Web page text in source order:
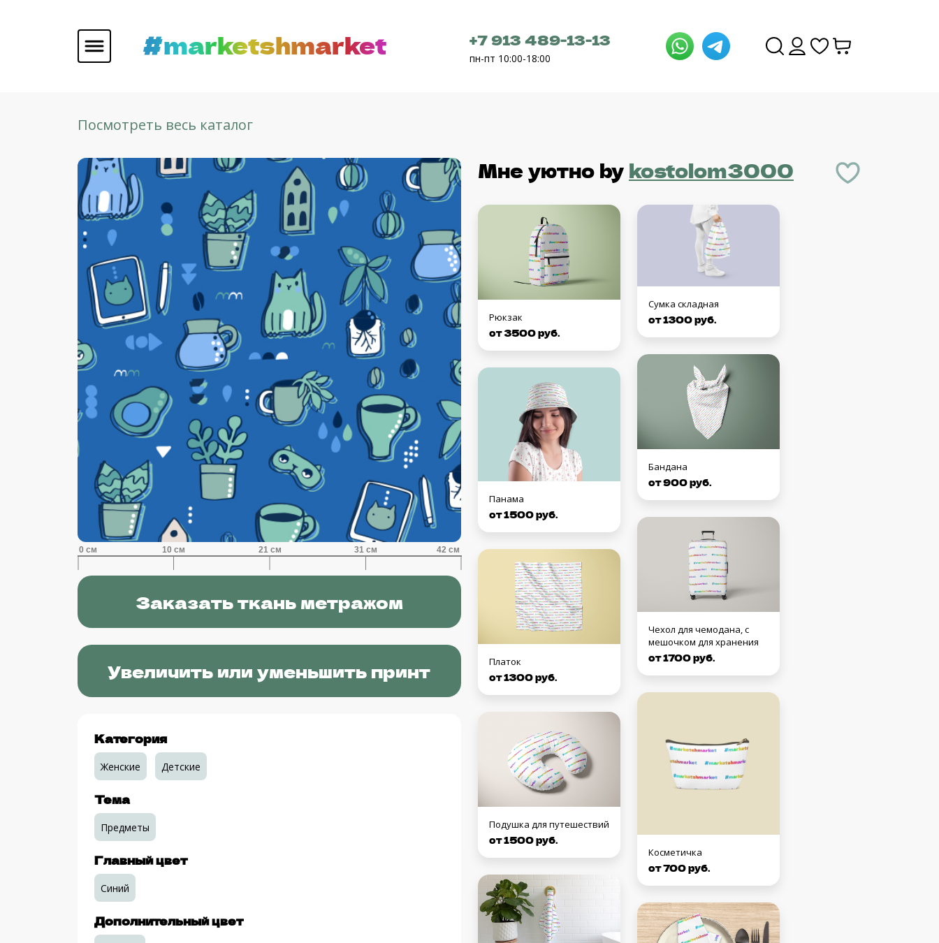
#marketshmarket +7 913 489-13-13
пн-пт 10:00-18:00
Посмотреть весь каталог
Мне уютно by kostolom3000
Рюкзак
от 3500 руб.
Панама
от 1500 руб.
Платок
от 1300 руб.
Подушка для путешествий
от 1500 руб.
Сумка складная
от 1300 руб.
Бандана
от 900 руб.
Чехол для чемодана, с
мешочком для хранения
от 1700 руб.
Косметичка
от 700 руб.
Заказать ткань метражом
Увеличить или уменьшить принт
Категория
Женские Детские
Тема
Предметы
Главный цвет
Синий
Дополнительный цвет